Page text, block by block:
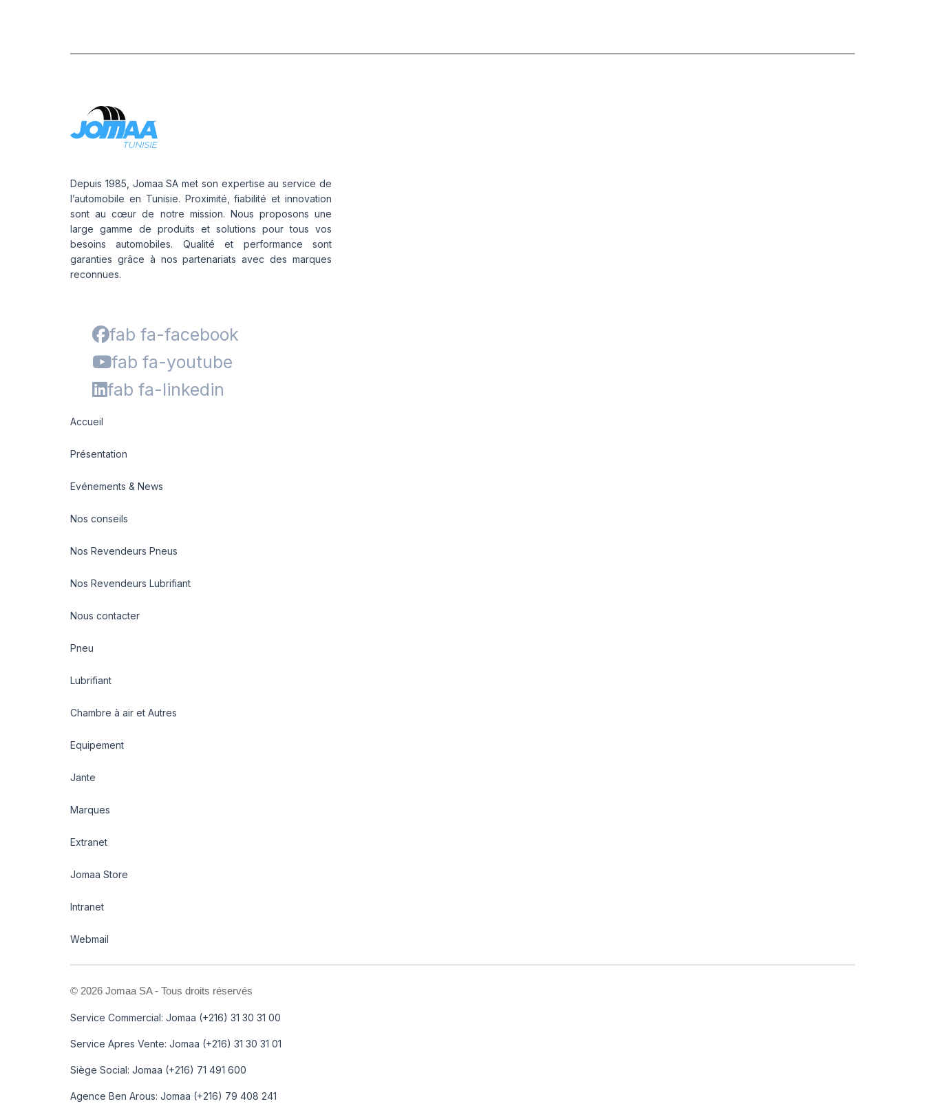
Depuis 1985, Jomaa SA met son expertise au service de
l’automobile en Tunisie. Proximité, fiabilité et innovation
sont au cœur de notre mission. Nous proposons une
large gamme de produits et solutions pour tous vos
besoins automobiles. Qualité et performance sont
garanties grâce à nos partenariats avec des marques
reconnues.
fab fa-facebook
fab fa-youtube
fab fa-linkedin
Accueil
Présentation
Evénements & News
Nos conseils
Nos Revendeurs Pneus
Nos Revendeurs Lubrifiant
Nous contacter
Pneu
Lubrifiant
Chambre à air et Autres
Equipement
Jante
Marques
Extranet
Jomaa Store
Intranet
Webmail
© 2026 Jomaa SA - Tous droits réservés
Service Commercial: Jomaa (+216) 31 30 31 00
Service Apres Vente: Jomaa (+216) 31 30 31 01
Siège Social: Jomaa (+216) 71 491 600
Agence Ben Arous: Jomaa (+216) 79 408 241